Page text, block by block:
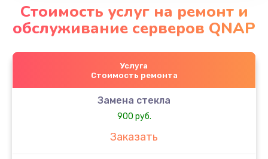
Стоимость услуг на ремонт и
обслуживание серверов QNAP
Услуга
Стоимость ремонта
Замена стекла
900 руб.
Заказать